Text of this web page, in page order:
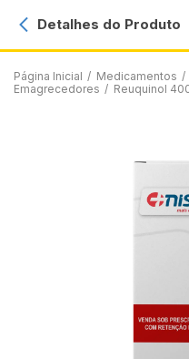
Página Inicial / Medicamentos /
Emagrecedores / Reuquinol
Detalhes do Produto